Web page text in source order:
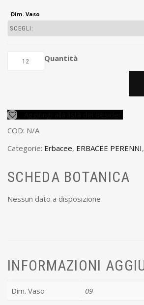
Dim. Vaso
Quantità
COD: N/A
Categorie: Erbacee, ERBACEE PERENNI,
SCHEDA BOTANICA
Nessun dato a disposizione
INFORMAZIONI
Dim. Vaso 09